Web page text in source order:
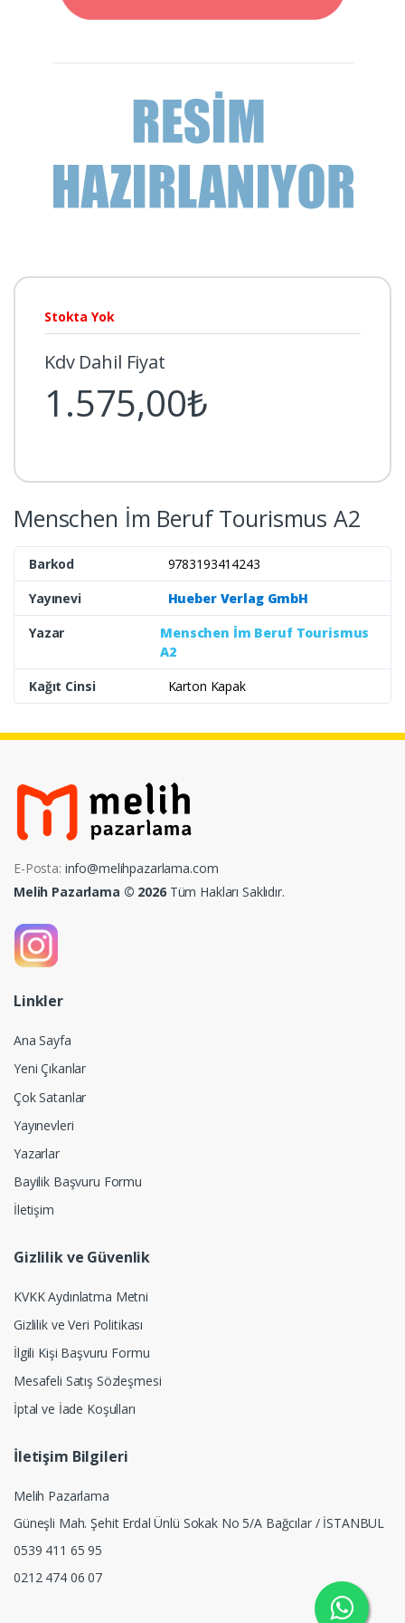
Menschen İm Beruf Tourismus A2
Barkod
9783193414243
Yayınevi
Hueber Verlag GmbH
Yazar
Menschen İm Beruf Tourismus
A2
Kağıt Cinsi
Karton Kapak
Stokta Yok
Kdv Dahil Fiyat
1.575,00₺
E-Posta: info@melihpazarlama.com
Melih Pazarlama © 2026Tüm Hakları Saklıdır.
Linkler
Ana Sayfa
Yeni Çıkanlar
Çok Satanlar
Yayınevleri
Yazarlar
Bayilik Başvuru Formu
İletişim
Gizlilik ve Güvenlik
KVKK Aydınlatma Metni
Gizlilik ve Veri Politikası
İlgili Kişi Başvuru Formu
Mesafeli Satış Sözleşmesi
İptal ve İade Koşulları
İletişim Bilgileri
Melih Pazarlama
Güneşli Mah. Şehit Erdal Ünlü Sokak No 5/A Bağcılar / İSTANBUL
0539 411 65 95
0212 474 06 07